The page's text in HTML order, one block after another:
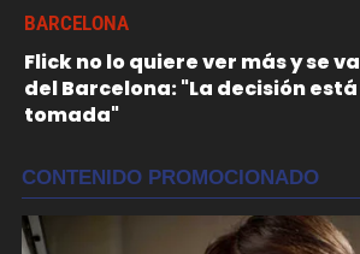
BARCELONA
Flick no lo quiere ver más y se va
del Barcelona: "La decisión está
tomada"